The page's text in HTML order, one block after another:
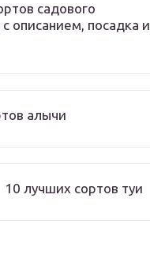
садового
описанием, посадка и
алычи
10 лучших сортов туи